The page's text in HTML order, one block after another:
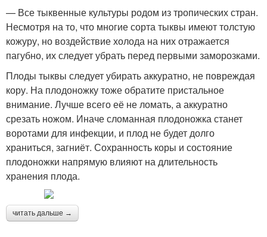
— Все тыквенные культуры родом из тропических стран.
Несмотря на то, что многие сорта тыквы имеют толстую
кожуру, но воздействие холода на них отражается
пагубно, их следует убрать перед первыми заморозками.
Плоды тыквы следует убирать аккуратно, не повреждая
кору. На плодоножку тоже обратите пристальное
внимание. Лучше всего её не ломать, а аккуратно
срезать ножом. Иначе сломанная плодоножка станет
воротами для инфекции, и плод не будет долго
храниться, загниёт. Сохранность коры и состояние
плодоножки напрямую влияют на длительность
хранения плода.
читать дальше →